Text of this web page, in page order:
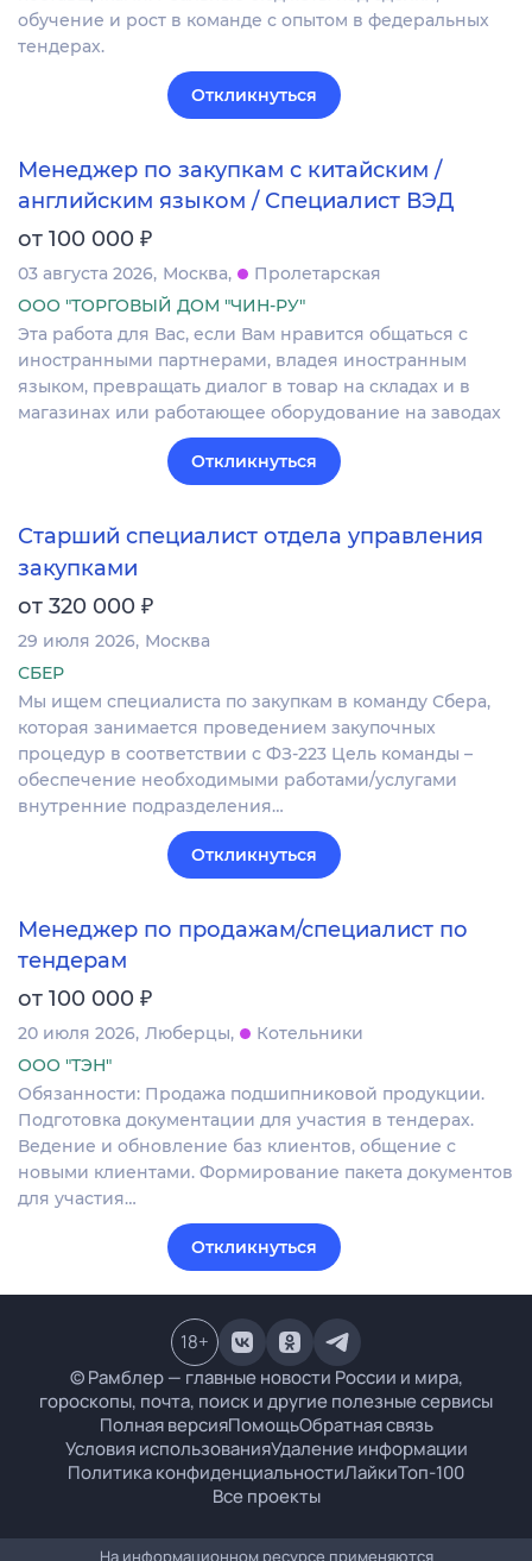
обучение и рост в команде с опытом в федеральных
тендерах.
Откликнуться
Менеджер по закупкам с китайским /
английским языком / Специалист ВЭД
от 100 000 ₽
03 августа 2026 Москва
Пролетарская
ООО "ТОРГОВЫЙ ДОМ "ЧИН-РУ"
Эта работа для Вас, если Вам нравится общаться с
иностранными партнерами, владея иностранным
языком, превращать диалог в товар на складах и в
магазинах или работающее оборудование на заводах
Откликнуться
Старший специалист отдела управления
закупками
от 320 000 ₽
29 июля 2026 Москва
СБЕР
Мы ищем специалиста по закупкам в команду Сбера,
которая занимается проведением закупочных
процедур в соответствии с ФЗ-223 Цель команды –
обеспечение необходимыми работами/услугами
внутренние подразделения…
Откликнуться
Менеджер по продажам/специалист по
тендерам
от 100 000 ₽
20 июля 2026 Люберцы
Котельники
ООО "ТЭН"
Обязанности: Продажа подшипниковой продукции.
Подготовка документации для участия в тендерах.
Ведение и обновление баз клиентов, общение с
новыми клиентами. Формирование пакета документов
для участия…
Откликнуться
© Рамблер — главные новости России и мира,
гороскопы, почта, поиск и другие полезные сервисы
Полная версияПомощьОбратная связь
Условия использованияУдаление информации
Политика конфиденциальностиЛайкиТоп-100
Все проекты
18+
На информационном ресурсе применяются